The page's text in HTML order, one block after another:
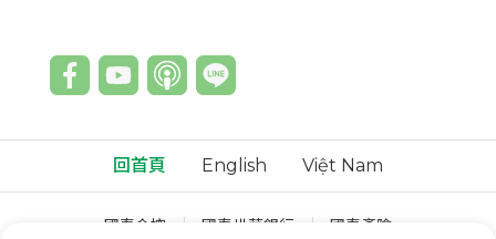
回首頁 English Việt Nam
國泰金控 國泰世華銀行
國泰產險